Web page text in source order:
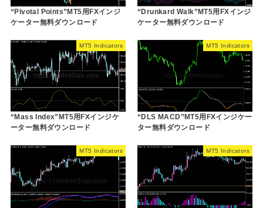
“Pivotal Points”MT5用FXインジ
ケーター無料ダウンロード
“Drunkard Walk”MT5用FXインジ
ケーター無料ダウンロード
MT5 Indicators
“Mass Index”MT5用FXインジケ
ーター無料ダウンロード
MT5 Indicators
“DLS MACD”MT5用FXインジケー
ター無料ダウンロード
MT5 Indicators MT5 Indicators